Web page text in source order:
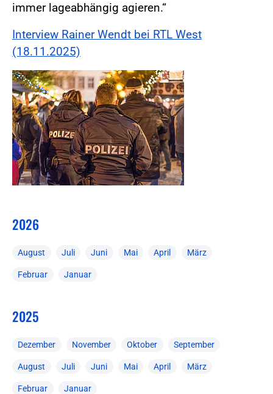
immer lageabhängig agieren.“
Interview Rainer Wendt bei RTL West
(18.11.2025)
2026
August Juli Juni Mai April März
Februar Januar
2025
Dezember November Oktober September
August Juli Juni Mai April März
Februar Januar